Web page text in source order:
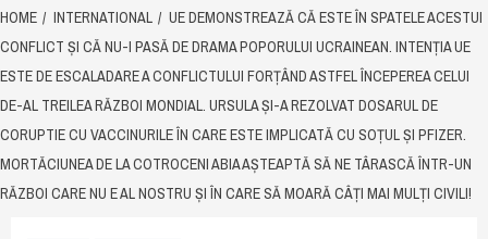
HOME INTERNATIONAL
UE DEMONSTREAZĂ CĂ ESTE ÎN SPATELE ACESTUI
CONFLICT ȘI CĂ NU-I PASĂ DE DRAMA POPORULUI UCRAINEAN. INTENȚIA UE
ESTE DE ESCALADARE A CONFLICTULUI FORȚÂND ASTFEL ÎNCEPEREA CELUI
DE-AL TREILEA RĂZBOI MONDIAL. URSULA ȘI-A REZOLVAT DOSARUL DE
CORUPTIE CU VACCINURILE ÎN CARE ESTE IMPLICATĂ CU SOȚUL ȘI PFIZER.
MORTĂCIUNEA DE LA COTROCENI ABIA AȘTEAPTĂ SĂ NE TÂRASCĂ ÎNTR-UN
RĂZBOI CARE NU E AL NOSTRU ȘI ÎN CARE SĂ MOARĂ CÂȚI MAI MULȚI CIVILI!